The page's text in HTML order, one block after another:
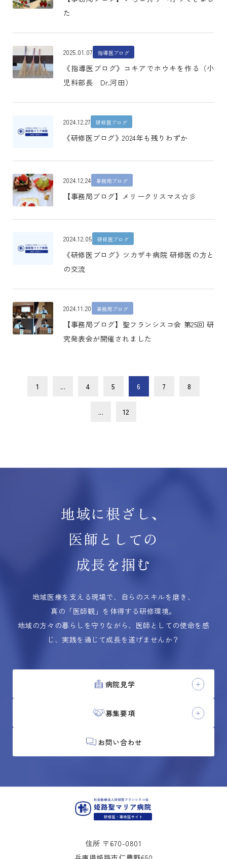
た
2025.01.07 指導医ブログ
《指導医ブログ》コキアでホウキを作る（小
児科部長 Dr.河田）
2024.12.27 研修医ブログ
《研修医ブログ》2024年も残りわずか
2024.12.24 事務局ブログ
【事務局ブログ】メリークリスマス☆彡
2024.12.05 研修医ブログ
《研修医ブログ》ツカザキ病院 研修医の方と
の交流
2024.11.20 事務局ブログ
【事務局ブログ】聖フランシスコ会 第25回 研
究発表会が開催されました
1 ... 4 5 6 7 8
... 12
地域に根ざし、
医師としての
成長を掴む
地域医療を支える現場で、自らのスキルを磨き、
真の「医師観」を体得する研修環境。
地域の方々の暮らしを守りながら、医師としての使命を感
じ、実践を通じて成長を遂げませんか？
病院見学
募集要項
お問い合わせ
住所 〒670-0801